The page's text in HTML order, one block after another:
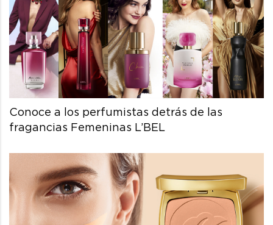
Conoce a los perfumistas detrás de las
fragancias Femeninas L’BEL